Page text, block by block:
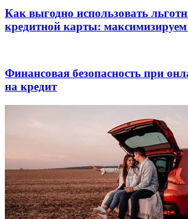
Как выгодно использовать
кредитной карты:
Финансовая безопасность при
на кредит